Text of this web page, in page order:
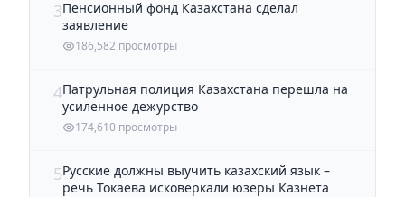
3Пенсионный фонд Казахстана сделал
заявление
186,582 просмотры
4Патрульная полиция Казахстана перешла на
усиленное дежурство
174,610 просмотры
5Русские должны выучить казахский язык –
речь Токаева исковеркали юзеры Казнета